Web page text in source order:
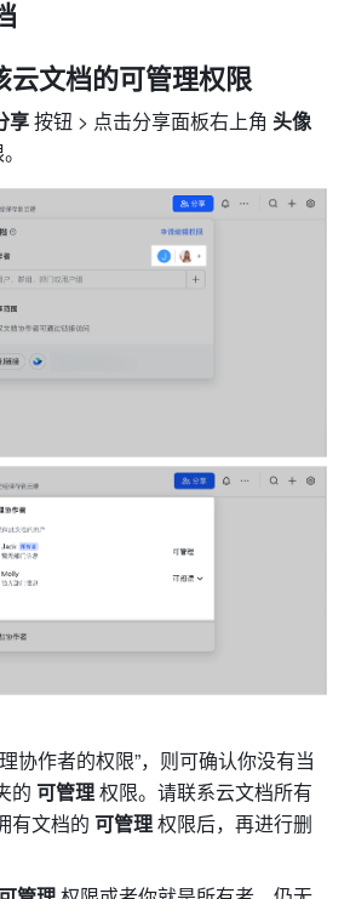
云文档的可管理权限
享 按钮 > 点击分享面板右上角
头像
协作者的权限”，则可确认你没有当
的 可管理 权限。请联系云文档所有
有文档的 可管理 权限后，再进行删